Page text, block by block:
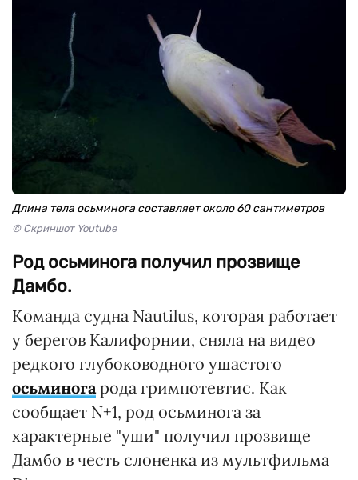
Длина тела осьминога составляет около 60 сантиметров
© Скриншот Youtube
Род осьминога получил прозвище
Дамбо.
Команда судна Nautilus, которая работает
у берегов Калифорнии, сняла на видео
редкого глубоководного ушастого
осьминогарода гримпотевтис. Как
сообщает N+1, род осьминога за
характерные "уши" получил прозвище
Дамбо в честь слоненка из мультфильма